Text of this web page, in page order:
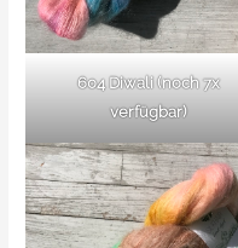
604 Diwali (noch 7x
verfügbar)